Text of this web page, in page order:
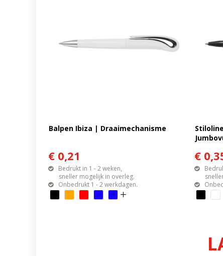
Balpen Ibiza | Draaimechanisme
€ 0,21
Bedrukt in 1 - 2 weken,
sneller mogelijk in overleg.
Onbedrukt 1 - 2 werkdagen.
€
sneller